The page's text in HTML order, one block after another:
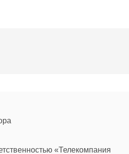
«Телекомпания